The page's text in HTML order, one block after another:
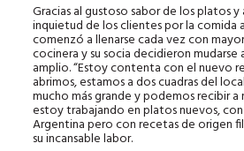
Gracias al gustoso sabor de los platos y
inquietud de los clientes por la comida
comenzó a llenarse cada vez con
cocinera y su socia decidieron mudarse
amplio. “Estoy contenta con el nuevo
abrimos, estamos a dos cuadras del
mucho más grande y podemos recibir a
estoy trabajando en platos nuevos,
Argentina pero con recetas de origen
su incansable labor.